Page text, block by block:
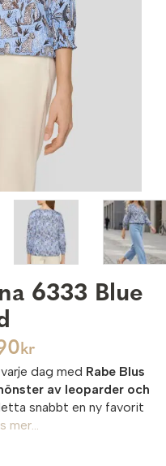
6333 Blue
kr
dag med Rabe Blus
av leoparder och
snabbt en ny favorit
mer...